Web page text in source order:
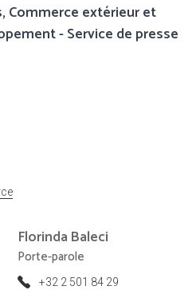
Commerce extérieur et
- Service de presse
Florinda Baleci
Porte-parole
+32 2 501 84 29